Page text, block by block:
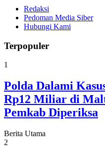
Redaksi
Pedoman Media Siber
Hubungi Kami
Terpopuler
1
Polda Dalami
Rp12 Miliar di
Pemkab Diperiksa
Berita Utama
2